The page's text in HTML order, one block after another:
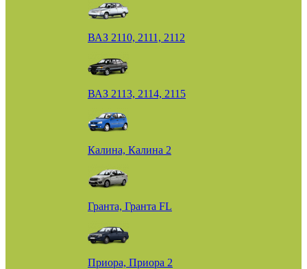
ВАЗ 2110, 2111, 2112
ВАЗ 2113, 2114, 2115
Калина, Калина 2
Гранта, Гранта FL
Приора, Приора 2